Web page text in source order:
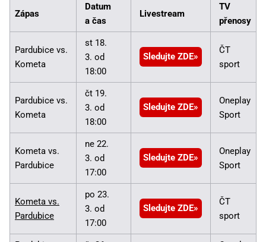
Zápas
Datum
a čas
Livestream
TV
přenosy
Pardubice vs.
Kometa
st 18.
3. od
18:00
Sledujte ZDE
ČT
sport
Pardubice vs.
Kometa
čt 19.
3. od
18:00
Sledujte ZDE
Oneplay
Sport
Kometa vs.
Pardubice
ne 22.
3. od
17:00
Sledujte ZDE
Oneplay
Sport
Kometa vs.
Pardubice
po 23.
3. od
17:00
Sledujte ZDE
ČT
sport